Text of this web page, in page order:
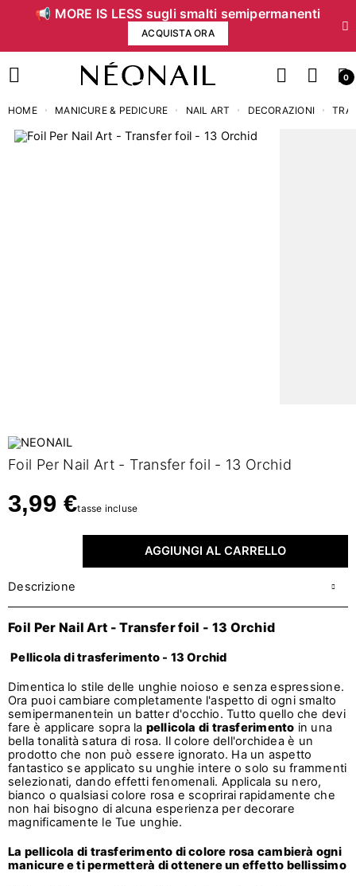
📢 MORE IS LESS sugli smalti semipermanenti
ACQUISTA ORA
0
HOME MANICURE & PEDICURE NAIL ART DECORAZIONI
Foil Per Nail Art - Transfer foil - 13 Orchid
3,99 €tasse incluse
AGGIUNGI AL CARRELLO
Descrizione
Foil Per Nail Art - Transfer foil - 13 Orchid
Pellicola di trasferimento - 13 Orchid
Dimentica lo stile delle unghie noioso e senza espressione.
Ora puoi cambiare completamente l'aspetto di ogni smalto
semipermanentein un batter d'occhio. Tutto quello che devi
fare è applicare sopra la pellicola di trasferimento in una
bella tonalità satura di rosa. Il colore dell'orchidea è un
prodotto che non può essere ignorato. Ha un aspetto
fantastico se applicato su unghie intere o solo su frammenti
selezionati, dando effetti fenomenali. Applicala su nero,
bianco o qualsiasi colore rosa e scoprirai rapidamente che
non hai bisogno di alcuna esperienza per decorare
magnificamente le Tue unghie.
La pellicola di trasferimento di colore rosa cambierà ogni
manicure e ti permetterà di ottenere un effetto bellissimo